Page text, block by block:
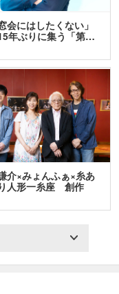
会にはしたくない」
ぶりに集う「第…
介×みょんふぁ×糸あ
人形一糸座 創作